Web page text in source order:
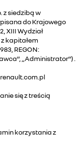
z siedzibą w
do Krajowego
XIII Wydział
kapitałem
REGON:
„Administrator”) .
się z treścią
korzystania z